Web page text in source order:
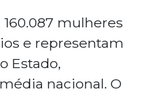
mulheres
e representam
Estado,
nacional. O